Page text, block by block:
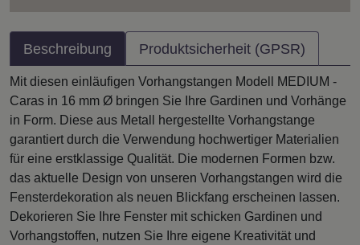
Beschreibung Produktsicherheit (GPSR)
Mit diesen einläufigen Vorhangstangen Modell MEDIUM -
Caras in 16 mm Ø bringen Sie Ihre Gardinen und Vorhänge
in Form. Diese aus Metall hergestellte Vorhangstange
garantiert durch die Verwendung hochwertiger Materialien
für eine erstklassige Qualität. Die modernen Formen bzw.
das aktuelle Design von unseren Vorhangstangen wird die
Fensterdekoration als neuen Blickfang erscheinen lassen.
Dekorieren Sie Ihre Fenster mit schicken Gardinen und
Vorhangstoffen, nutzen Sie Ihre eigene Kreativität und